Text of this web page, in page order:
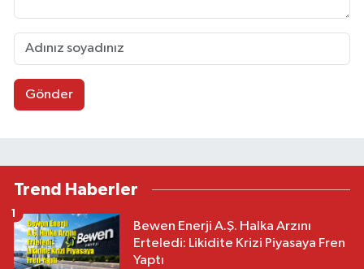
Gönder
Trend Haberler
Bewen Enerji A.Ş. Halka Arzını
Erteledi: Likidite Krizi Piyasaya Fren
Yaptı
1